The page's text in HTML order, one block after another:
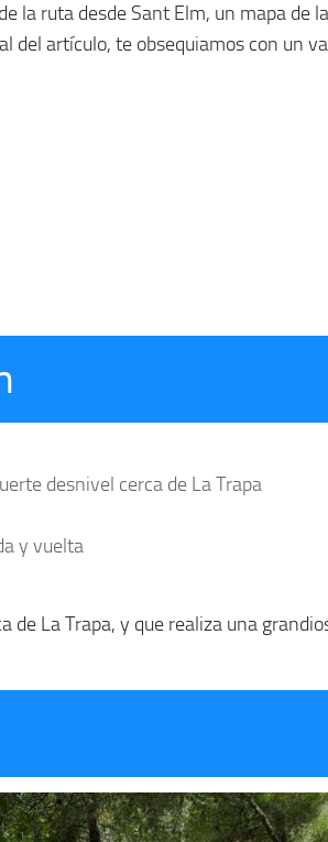
la ruta desde Sant Elm, un mapa de
del artículo, te obsequiamos con un
desnivel cerca de La Trapa
y vuelta
de La Trapa, y que realiza una